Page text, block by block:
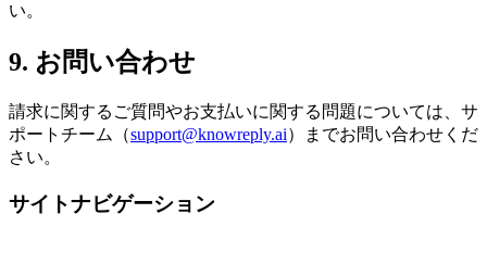
い。
9. お問い合わせ
請求に関するご質問やお支払いに関する問題については、サ
ポートチーム（support@knowreply.ai）までお問い合わせくだ
さい。
サイトナビゲーション